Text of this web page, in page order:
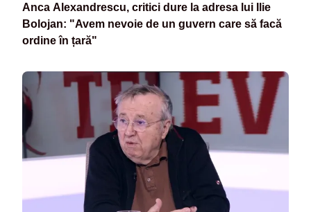
Anca Alexandrescu, critici dure la adresa lui Ilie
Bolojan: "Avem nevoie de un guvern care să facă
ordine în țară"